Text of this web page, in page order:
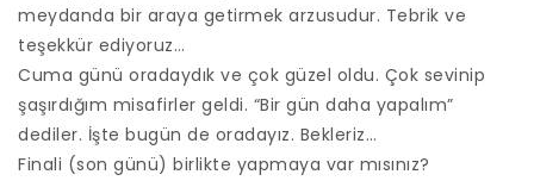
meydanda bir araya getirmek arzusudur. Tebrik ve
teşekkür ediyoruz…
Cuma günü oradaydık ve çok güzel oldu. Çok sevinip
şaşırdığım misafirler geldi. “Bir gün daha yapalım”
dediler. İşte bugün de oradayız. Bekleriz…
Finali (son günü) birlikte yapmaya var mısınız?